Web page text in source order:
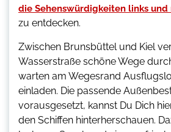
die Sehenswürdigkeiten links und
zu entdecken.
Zwischen Brunsbüttel und Kiel
Wasserstraße schöne Wege
warten am Wegesrand
einladen. Die passende
vorausgesetzt, kannst Du Dich
den Schiffen hinterherschauen.